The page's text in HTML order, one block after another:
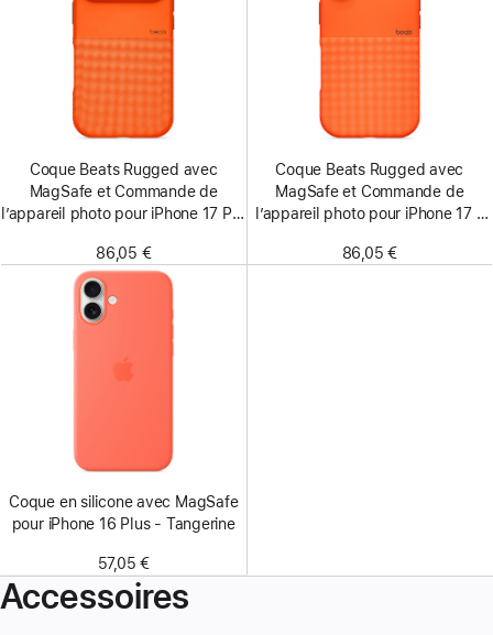
Coque Beats Rugged avec
MagSafe et Commande de
l’appareil photo pour iPhone 17 Pro
86,05 €
Coque Beats Rugged avec
MagSafe et Commande de
l’appareil photo pour iPhone 17 -
86,05 €
Coque en silicone avec MagSafe
pour iPhone 16 Plus - Tangerine
57,05 €
Accessoires